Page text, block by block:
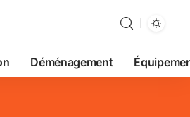
Déménagement